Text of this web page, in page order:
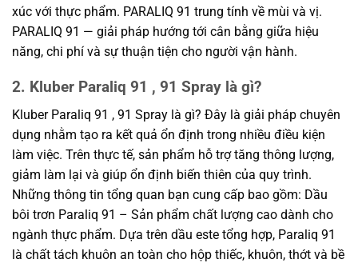
xúc với thực phẩm. PARALIQ 91 trung tính về mùi và vị.
PARALIQ 91 — giải pháp hướng tới cân bằng giữa hiệu
năng, chi phí và sự thuận tiện cho người vận hành.
2. Kluber Paraliq 91 , 91 Spray là gì?
Kluber Paraliq 91 , 91 Spray là gì? Đây là giải pháp chuyên
dụng nhằm tạo ra kết quả ổn định trong nhiều điều kiện
làm việc. Trên thực tế, sản phẩm hỗ trợ tăng thông lượng,
giảm làm lại và giúp ổn định biến thiên của quy trình.
Những thông tin tổng quan bạn cung cấp bao gồm: Dầu
bôi trơn Paraliq 91 – Sản phẩm chất lượng cao dành cho
ngành thực phẩm. Dựa trên dầu este tổng hợp, Paraliq 91
là chất tách khuôn an toàn cho hộp thiếc, khuôn, thớt và bề